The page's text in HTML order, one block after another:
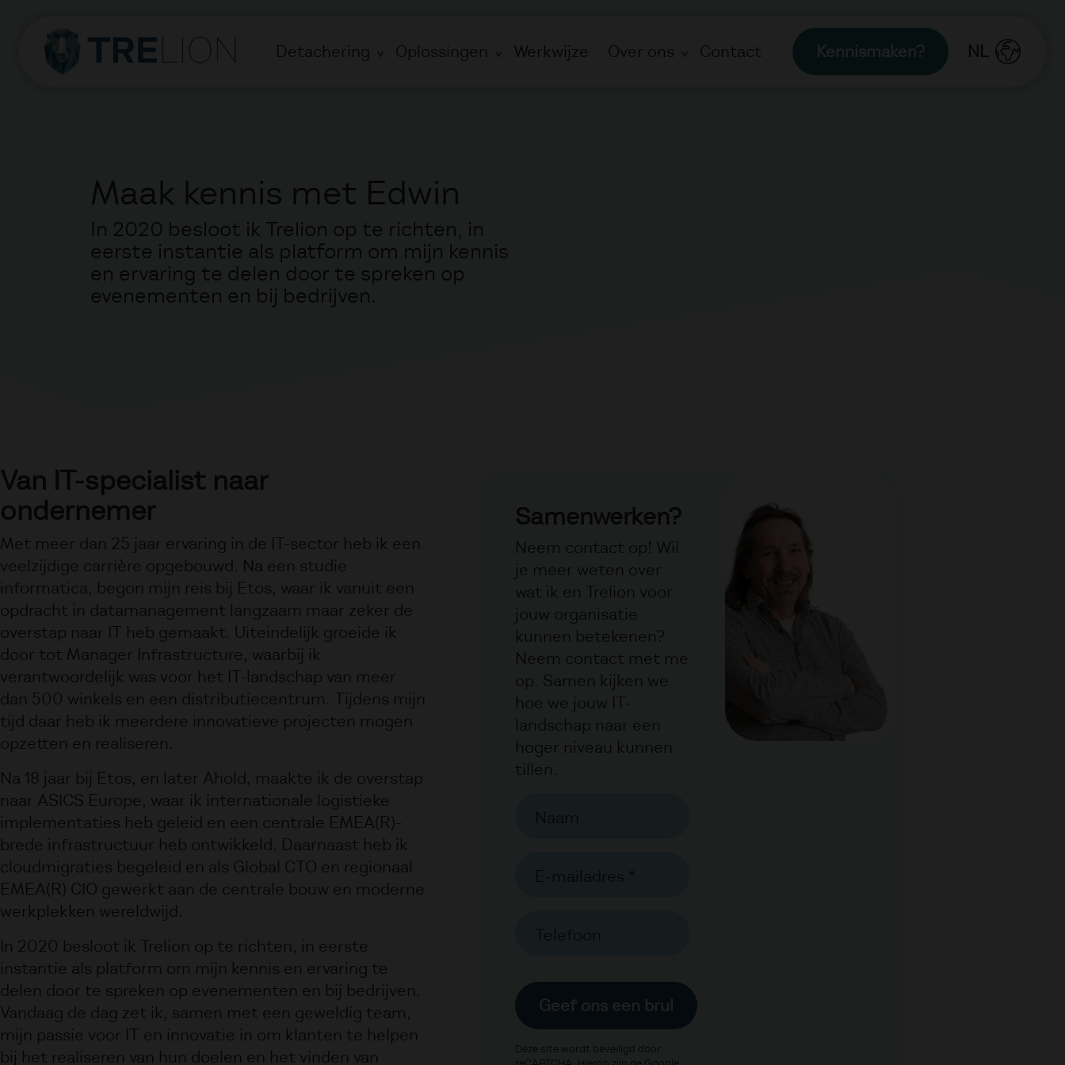
Detachering Oplossingen Werkwijze Over ons Contact Kennismaken? NL
Maak kennis met Edwin
In 2020 besloot ik Trelion op te richten, in
eerste instantie als platform om mijn kennis
en ervaring te delen door te spreken op
evenementen en bij bedrijven.
Van IT-specialist naar
ondernemer
Met meer dan 25 jaar ervaring in de IT-sector heb ik een
veelzijdige carrière opgebouwd. Na een studie
informatica, begon mijn reis bij Etos, waar ik vanuit een
opdracht in datamanagement langzaam maar zeker de
overstap naar IT heb gemaakt. Uiteindelijk groeide ik
door tot Manager Infrastructure, waarbij ik
verantwoordelijk was voor het IT-landschap van meer
dan 500 winkels en een distributiecentrum. Tijdens mijn
tijd daar heb ik meerdere innovatieve projecten mogen
opzetten en realiseren.
Na 18 jaar bij Etos, en later Ahold, maakte ik de overstap
naar ASICS Europe, waar ik internationale logistieke
implementaties heb geleid en een centrale EMEA(R)-
brede infrastructuur heb ontwikkeld. Daarnaast heb ik
cloudmigraties begeleid en als Global CTO en regionaal
EMEA(R) CIO gewerkt aan de centrale bouw en moderne
werkplekken wereldwijd.
In 2020 besloot ik Trelion op te richten, in eerste
instantie als platform om mijn kennis en ervaring te
delen door te spreken op evenementen en bij bedrijven.
Vandaag de dag zet ik, samen met een geweldig team,
mijn passie voor IT en innovatie in om klanten te helpen
bij het realiseren van hun doelen en het vinden van
Samenwerken?
Neem contact op! Wil
je meer weten over
wat ik en Trelion voor
jouw organisatie
kunnen betekenen?
Neem contact met me
op. Samen kijken we
hoe we jouw IT-
landschap naar een
hoger niveau kunnen
tillen.
Geef ons een brul
Deze site wordt beveiligd door